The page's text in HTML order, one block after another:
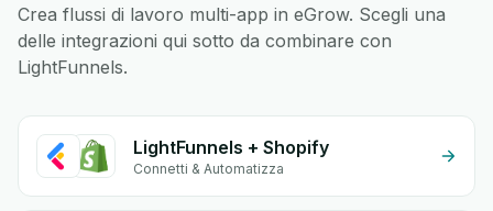
Crea flussi di lavoro multi-app in eGrow. Scegli una
delle integrazioni qui sotto da combinare con
LightFunnels.
LightFunnels + Shopify
Connetti & Automatizza